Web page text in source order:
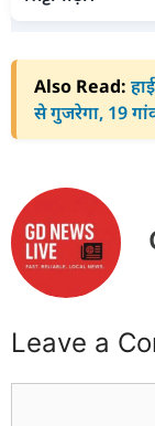
Also Read:
से गुजरेगा, 19
Leave a